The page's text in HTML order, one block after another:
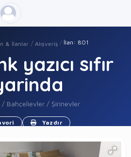
& İlanlar Alışveriş İlan: 801
yazıcı sıfır
/ Bahçelievler / Şirinevler
Yazdır